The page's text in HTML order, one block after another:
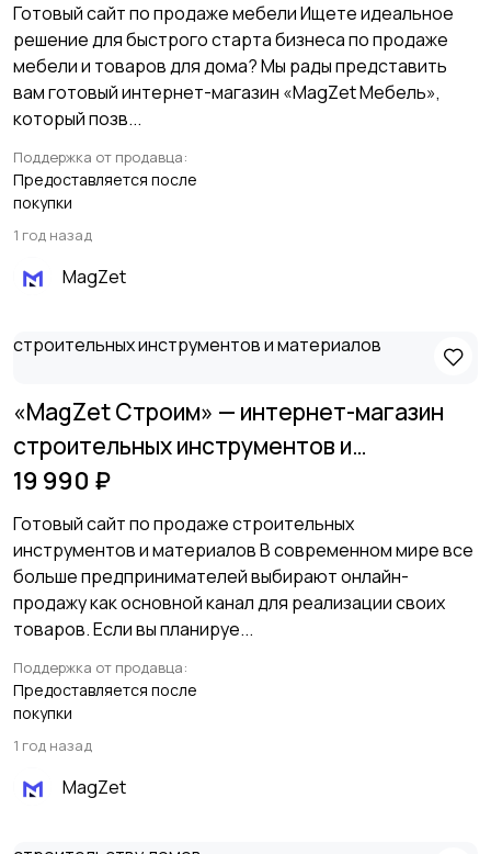
Готовый сайт по продаже мебели Ищете идеальное
решение для быстрого старта бизнеса по продаже
мебели и товаров для дома? Мы рады представить
вам готовый интернет-магазин «MagZet Мебель»,
который позв...
Поддержка от продавца:
Предоставляется после
покупки
1 год назад
MagZet
«MagZet Строим» — интернет-магазин
строительных инструментов и
материалов
19 990 ₽
Готовый сайт по продаже строительных
инструментов и материалов В современном мире все
больше предпринимателей выбирают онлайн-
продажу как основной канал для реализации своих
товаров. Если вы планируе...
Поддержка от продавца:
Предоставляется после
покупки
1 год назад
MagZet